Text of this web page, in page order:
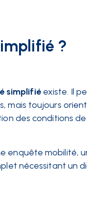
?
simplifiéexiste. Il
mais toujours
des conditions
enquête mobilité,
nécessitant un